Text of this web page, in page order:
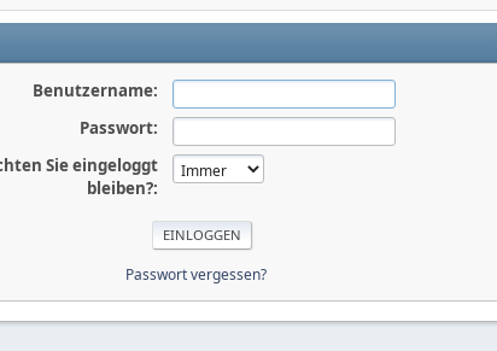
Benutzername:
Passwort:
Sie eingeloggt
bleiben?:
Passwort vergessen?